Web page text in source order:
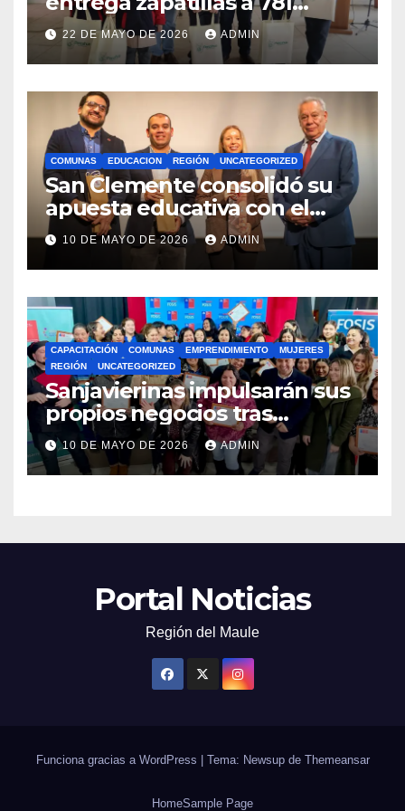
estudiantes con recursos del
Royalty Minero
22 DE MAYO DE 2026 ADMIN
COMUNAS EDUCACION REGIÓN UNCATEGORIZED
San Clemente consolidó su
apuesta educativa con el
lanzamiento del
Preuniversitario Brotes 2026
10 DE MAYO DE 2026 ADMIN
CAPACITACIÓN COMUNAS EMPRENDIMIENTO
MUJERES
REGIÓN
UNCATEGORIZED
Sanjavierinas impulsarán sus
propios negocios tras
capacitarse junto al FOSIS
10 DE MAYO DE 2026 ADMIN
Portal Noticias
Región del Maule
Funciona gracias a WordPress | Tema: Newsup de Themeansar
HomeSample Page